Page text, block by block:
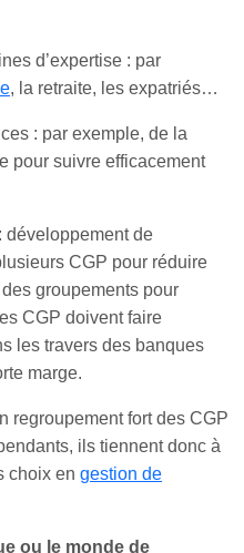
d’expertise : par
, la retraite, les expatriés…
: par exemple, de la
pour suivre efficacement
développement de
CGP pour réduire
groupements pour
CGP doivent faire
les travers des banques
marge.
regroupement fort des CGP
ils tiennent donc à
choix en gestion de
ou le monde de